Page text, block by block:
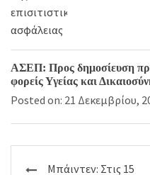
ΑΣΕΠ: Προς δημοσίευση
φορείς Υγείας και
Posted on: 21 Δεκεμβρίου,
Πλοήγηση
Μπάιντεν: Στις 15